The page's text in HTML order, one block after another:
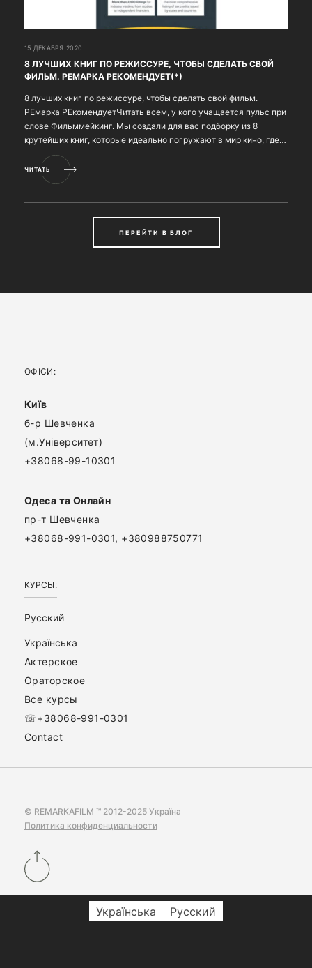
15 ДЕКАБРЯ 2020
8 ЛУЧШИХ КНИГ ПО РЕЖИССУРЕ, ЧТОБЫ СДЕЛАТЬ СВОЙ
ФИЛЬМ. РЕМАРКА РЕКОМЕНДУЕТ(*)
8 лучших книг по режиссуре, чтобы сделать свой фильм.
РЕмарка РЕкомендуетЧитать всем, у кого учащается пульс при
слове Фильммейкинг. Мы создали для вас подборку из 8
крутейших книг, которые идеально погружают в мир кино, где,
что новички, что профессионалы, могут ч...
ЧИТАТЬ
ПЕРЕЙТИ В БЛОГ
ОФІСИ:
Київ
б-р Шевченка
(м.Університет)
+38068-99-10301
Одеса та Онлайн
пр-т Шевченка
+38068-991-0301, +380988750771
КУРСЫ:
Русский
Українська
Актерское
Ораторское
Все курсы
☏+38068-991-0301
Contact
© REMARKAFILM ™ 2012-2025 Україна
Политика конфиденциальности
Українська Русский